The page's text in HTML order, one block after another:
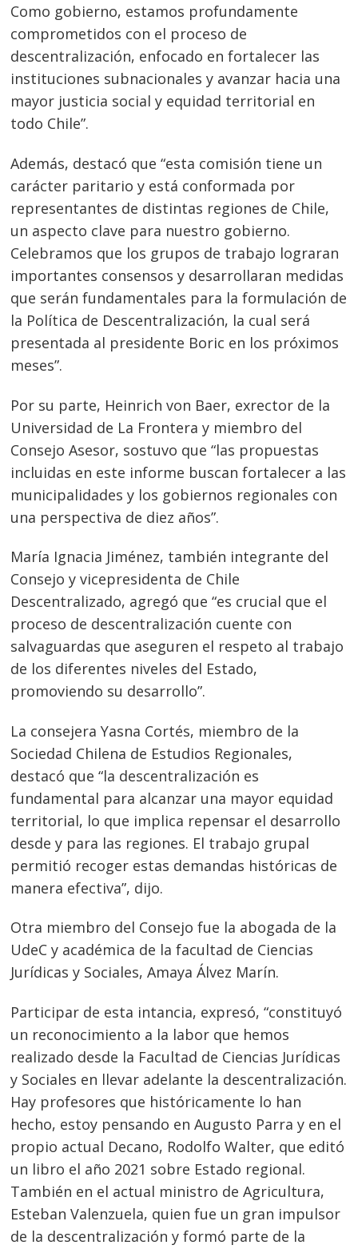
Como gobierno, estamos profundamente
comprometidos con el proceso de
descentralización, enfocado en fortalecer las
instituciones subnacionales y avanzar hacia una
mayor justicia social y equidad territorial en
todo Chile”.
Además, destacó que “esta comisión tiene un
carácter paritario y está conformada por
representantes de distintas regiones de Chile,
un aspecto clave para nuestro gobierno.
Celebramos que los grupos de trabajo lograran
importantes consensos y desarrollaran medidas
que serán fundamentales para la formulación de
la Política de Descentralización, la cual será
presentada al presidente Boric en los próximos
meses”.
Por su parte, Heinrich von Baer, exrector de la
Universidad de La Frontera y miembro del
Consejo Asesor, sostuvo que “las propuestas
incluidas en este informe buscan fortalecer a las
municipalidades y los gobiernos regionales con
una perspectiva de diez años”.
María Ignacia Jiménez, también integrante del
Consejo y vicepresidenta de Chile
Descentralizado, agregó que “es crucial que el
proceso de descentralización cuente con
salvaguardas que aseguren el respeto al trabajo
de los diferentes niveles del Estado,
promoviendo su desarrollo”.
La consejera Yasna Cortés, miembro de la
Sociedad Chilena de Estudios Regionales,
destacó que “la descentralización es
fundamental para alcanzar una mayor equidad
territorial, lo que implica repensar el desarrollo
desde y para las regiones. El trabajo grupal
permitió recoger estas demandas históricas de
manera efectiva”, dijo.
Otra miembro del Consejo fue la abogada de la
UdeC y académica de la facultad de Ciencias
Jurídicas y Sociales, Amaya Álvez Marín.
Participar de esta intancia, expresó, “constituyó
un reconocimiento a la labor que hemos
realizado desde la Facultad de Ciencias Jurídicas
y Sociales en llevar adelante la descentralización.
Hay profesores que históricamente lo han
hecho, estoy pensando en Augusto Parra y en el
propio actual Decano, Rodolfo Walter, que editó
un libro el año 2021 sobre Estado regional.
También en el actual ministro de Agricultura,
Esteban Valenzuela, quien fue un gran impulsor
de la descentralización y formó parte de la
Navegación
de
entradas